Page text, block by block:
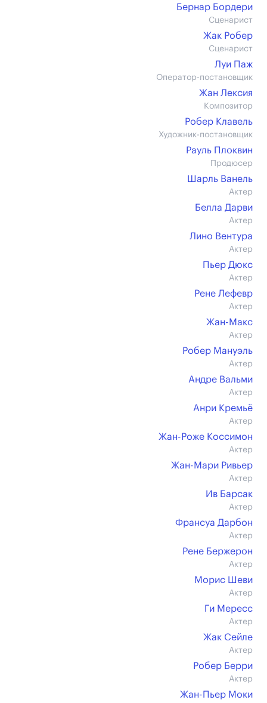
Бернар Бордери
Сценарист
Жак Робер
Сценарист
Луи Паж
Оператор-постановщик
Жан Лексия
Композитор
Робер Клавель
Художник-постановщик
Рауль Плоквин
Продюсер
Шарль Ванель
Актер
Белла Дарви
Актер
Лино Вентура
Актер
Пьер Дюкс
Актер
Рене Лефевр
Актер
Жан-Макс
Актер
Робер Мануэль
Актер
Андре Вальми
Актер
Анри Кремьё
Актер
Жан-Роже Коссимон
Актер
Жан-Мари Ривьер
Актер
Ив Барсак
Актер
Франсуа Дарбон
Актер
Рене Бержерон
Актер
Морис Шеви
Актер
Ги Мересс
Актер
Жак Сейле
Актер
Робер Берри
Актер
Жан-Пьер Моки